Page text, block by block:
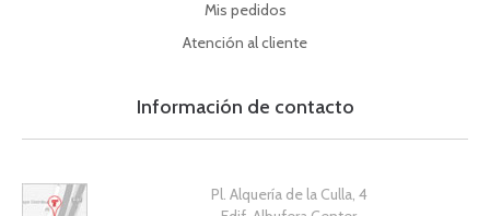
Mis pedidos
Atención al cliente
Información de contacto
Pl. Alquería de la Culla, 4